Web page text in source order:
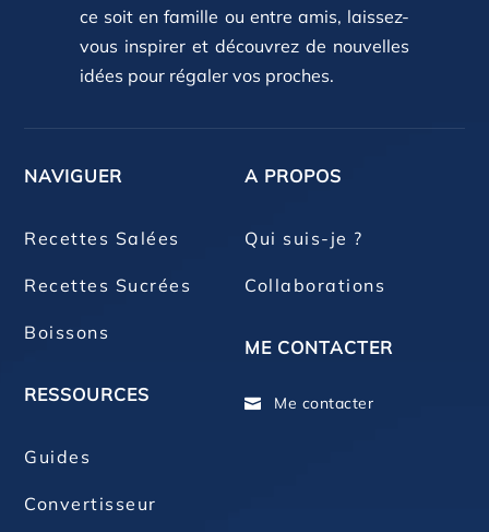
ce soit en famille ou entre amis, laissez-
vous inspirer et découvrez de nouvelles
idées pour régaler vos proches.
NAVIGUER
Recettes Salées
Recettes Sucrées
Boissons
RESSOURCES
Guides
Convertisseur
A PROPOS
Qui suis-je ?
Collaborations
ME CONTACTER
 Me contacter